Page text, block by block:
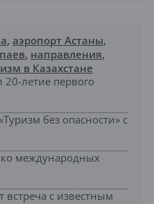
, аэропорт Астаны,
, направления,
в Казахстане
летие первого
без опасности» с
международных
встреча с известным